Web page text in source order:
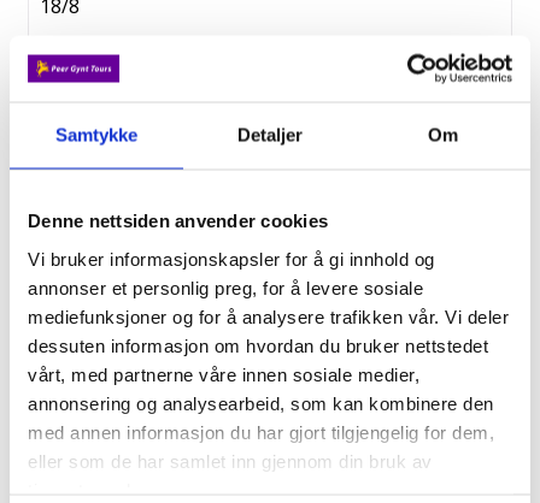
Samtykke Detaljer Om
Denne nettsiden anvender cookies
Vi bruker informasjonskapsler for å gi innhold og
annonser et personlig preg, for å levere sosiale
mediefunksjoner og for å analysere trafikken vår. Vi deler
dessuten informasjon om hvordan du bruker nettstedet
vårt, med partnerne våre innen sosiale medier,
annonsering og analysearbeid, som kan kombinere den
med annen informasjon du har gjort tilgjengelig for dem,
eller som de har samlet inn gjennom din bruk av
18/8
Fottur i Andorra
23/8
Vandringer og moskus på Dovrefjell
Fra kr. 9 995,-
26/8
Seniorfavoritt - Tyrol
Fra kr. 19 500,-